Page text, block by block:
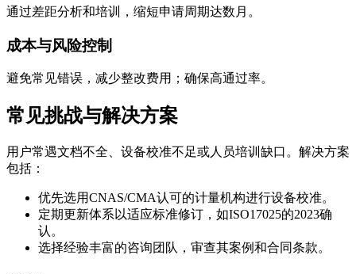
通过差距分析和培训，缩短申请周期达数月。
成本与风险控制
避免常见错误，减少整改费用；确保高通过率。
常见挑战与解决方案
用户常遇文档不全、设备校准不足或人员培训缺口。解决方案
包括：
优先选用CNAS/CMA认可的计量机构进行设备校准。
定期更新体系以适应标准修订，如ISO17025的2023确
认。
选择经验丰富的咨询团队，审查其案例和合同条款。